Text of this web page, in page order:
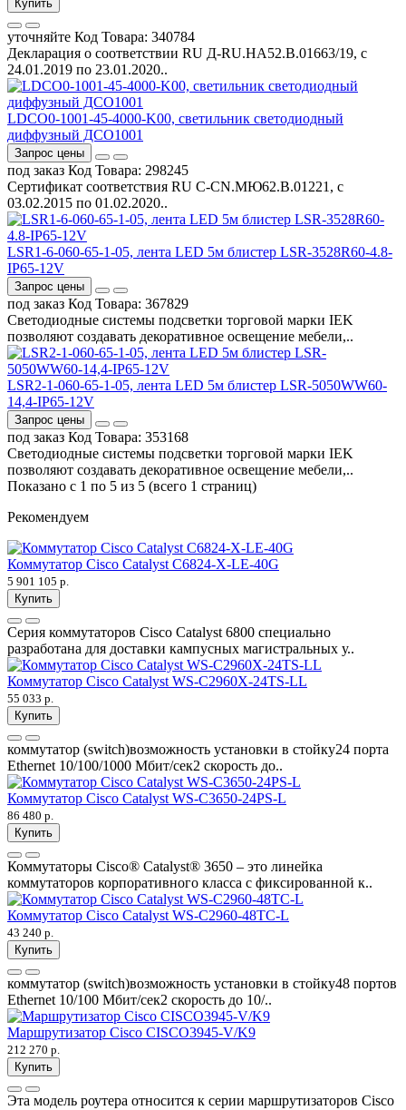
Купить
уточняйте Код Товара: 340784
Декларация о соответствии RU Д-RU.НА52.B.01663/19, с
24.01.2019 по 23.01.2020..
LDCO0-1001-45-4000-K00, светильник светодиодный
диффузный ДСО1001
Запрос цены
под заказ Код Товара: 298245
Сертификат соответствия RU C-CN.МЮ62.В.01221, с
03.02.2015 по 01.02.2020..
LSR1-6-060-65-1-05, лента LED 5м блистер LSR-3528R60-4.8-
IP65-12V
Запрос цены
под заказ Код Товара: 367829
Светодиодные системы подсветки торговой марки IEK
позволяют создавать декоративное освещение мебели,..
LSR2-1-060-65-1-05, лента LED 5м блистер LSR-5050WW60-
14,4-IP65-12V
Запрос цены
под заказ Код Товара: 353168
Светодиодные системы подсветки торговой марки IEK
позволяют создавать декоративное освещение мебели,..
Показано с 1 по 5 из 5 (всего 1 страниц)
Рекомендуем
Коммутатор Cisco Catalyst C6824-X-LE-40G
5 901 105 р.
Купить
Серия коммутаторов Cisco Catalyst 6800 специально
разработана для доставки кампусных магистральных у..
Коммутатор Cisco Catalyst WS-C2960X-24TS-LL
55 033 р.
Купить
коммутатор (switch)возможность установки в стойку24 порта
Ethernet 10/100/1000 Мбит/сек2 скорость до..
Коммутатор Cisco Catalyst WS-C3650-24PS-L
86 480 р.
Купить
Коммутаторы Cisco® Catalyst® 3650 – это линейка
коммутаторов корпоративного класса с фиксированной к..
Коммутатор Cisco Catalyst WS-C2960-48TC-L
43 240 р.
Купить
коммутатор (switch)возможность установки в стойку48 портов
Ethernet 10/100 Мбит/сек2 скорость до 10/..
Маршрутизатор Cisco CISCO3945-V/K9
212 270 р.
Купить
Эта модель роутера относится к серии маршрутизаторов Cisco